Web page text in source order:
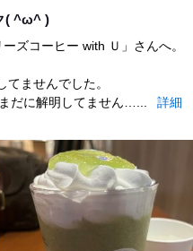
( ^ω^ )
ズコーヒー with Ｕ」さんへ。
ませんでした。
だに解明してません…...
詳細